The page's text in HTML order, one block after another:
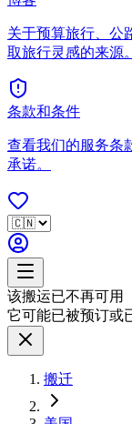
关于预算旅行、公
取旅行灵感的来源。
条款和条件
查看我们的服务条
承诺。
该搬运已不再可用
它可能已被预订或
搬迁